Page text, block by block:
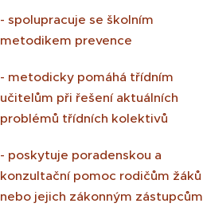
- spolupracuje se školním
metodikem prevence
- metodicky pomáhá třídním
učitelům při řešení aktuálních
problémů třídních kolektivů
- poskytuje poradenskou a
konzultační pomoc rodičům žáků
nebo jejich zákonným zástupcům